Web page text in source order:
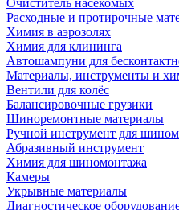
Очиститель насекомых
Расходные и протирочные
Химия в аэрозолях
Химия для клининга
Автошампуни для
Материалы, инструменты и
Вентили для колёс
Балансировочные грузики
Шиноремонтные материалы
Ручной инструмент для
Абразивный инструмент
Химия для шиномонтажа
Камеры
Укрывные материалы
Диагностическое